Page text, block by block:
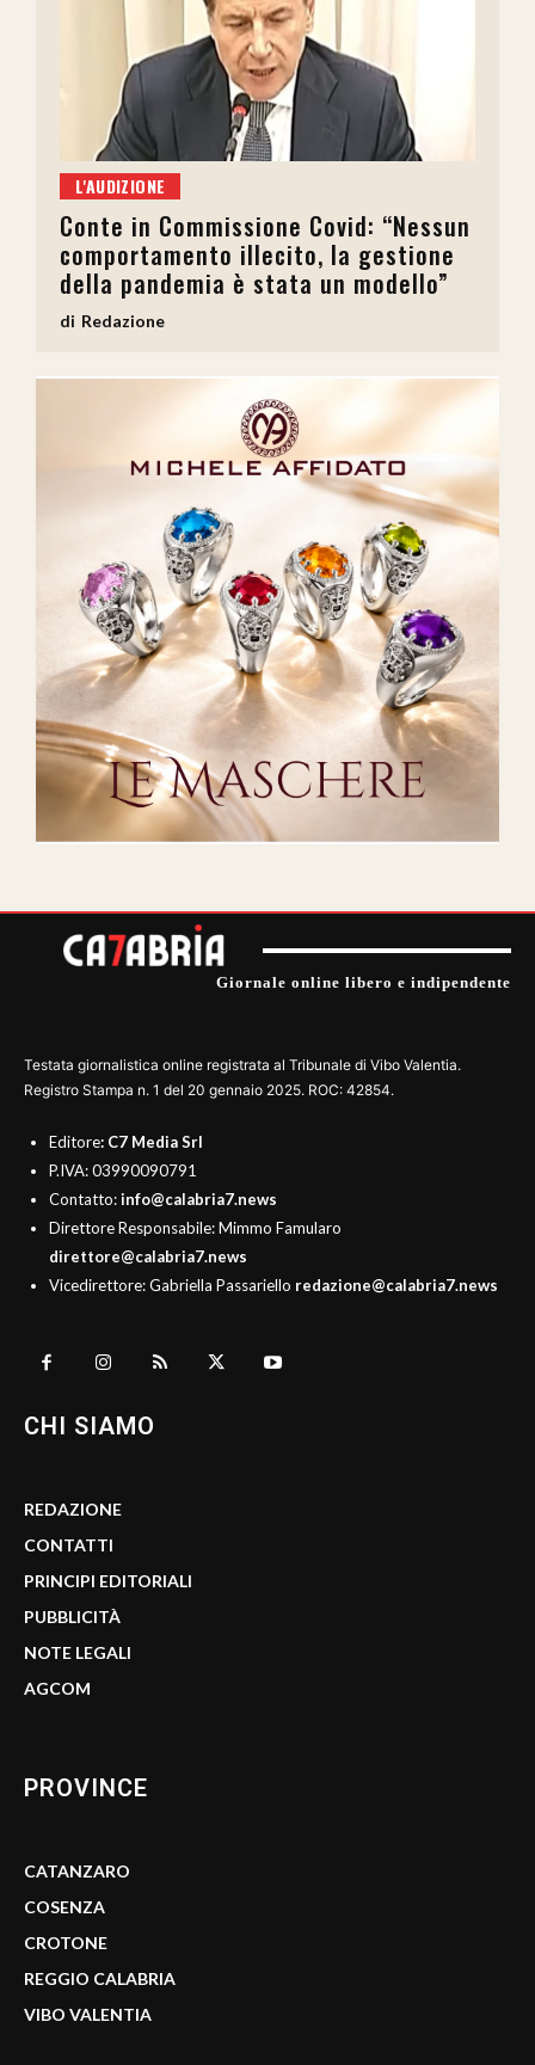
L'AUDIZIONE
Conte in Commissione Covid: “Nessun
comportamento illecito, la gestione
della pandemia è stata un modello”
Redazione
Giornale online libero e indipendente
Testata giornalistica online registrata al Tribunale di Vibo Valentia.
Registro Stampa n. 1 del 20 gennaio 2025. ROC: 42854.
Editore: C7 Media Srl
P.IVA: 03990090791
Contatto:info@calabria7.news
Direttore Responsabile: Mimmo Famularo
direttore@calabria7.news
Vicedirettore: Gabriella Passariello redazione@calabria7.news
CHI SIAMO
REDAZIONE
CONTATTI
PRINCIPI EDITORIALI
PUBBLICITÀ
NOTE LEGALI
AGCOM
PROVINCE
CATANZARO
COSENZA
CROTONE
REGGIO CALABRIA
VIBO VALENTIA